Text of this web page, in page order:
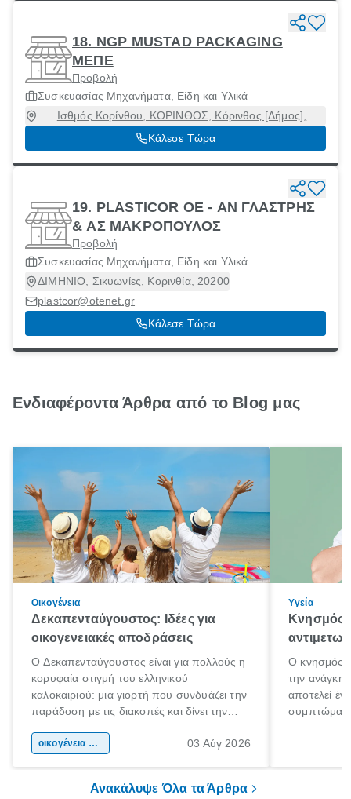
18. NGP MUSTAD PACKAGING
ΜΕΠΕ
Προβολή
Συσκευασίας Μηχανήματα, Είδη και Υλικά
Ισθμός Κορίνθου, ΚΟΡΙΝΘΟΣ, Κόρινθος [Δήμος],
Κορινθία, 20100
Κάλεσε Τώρα
19. PLASTICOR OE - ΑΝ ΓΛΑΣΤΡΗΣ
& ΑΣ ΜΑΚΡΟΠΟΥΛΟΣ
Προβολή
Συσκευασίας Μηχανήματα, Είδη και Υλικά
ΔΙΜΗΝΙΟ, Σικυωνίες, Κορινθία, 20200
plastcor@otenet.gr
Κάλεσε Τώρα
Ενδιαφέροντα Άρθρα από το Blog μας
Οικογένεια
Δεκαπενταύγουστος: Ιδέες για
οικογενειακές αποδράσεις
Ο Δεκαπενταύγουστος είναι για πολλούς η
κορυφαία στιγμή του ελληνικού
καλοκαιριού: μια γιορτή που συνδυάζει την
παράδοση με τις διακοπές και δίνει την
χώρας. Είτε πρόκειται για λίγες μέρες
οικογένεια & παιδί 03 Αύγ 2026
Υγεία
Κνησμός:
Ο κνησμός
την ανάγκη
αποτελεί
Ανακάλυψε Όλα τα Άρθρα